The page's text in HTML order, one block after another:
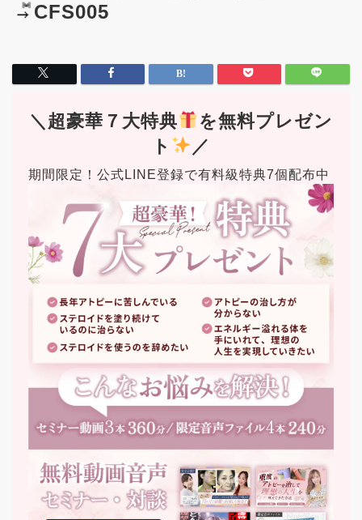
CFS005
＼超豪華７大特典
を無料プレゼン
ト
／
期間限定！公式LINE登録で有料級特典7個配布中